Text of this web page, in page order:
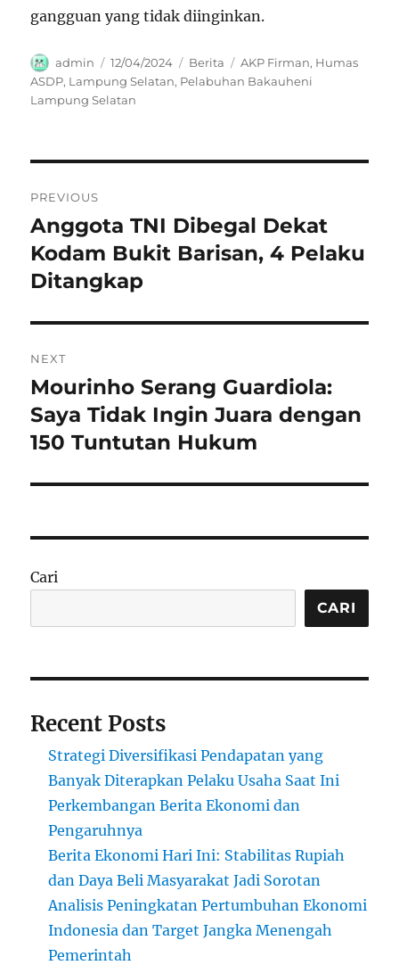
gangguan yang tidak diinginkan.
Author
admin
Posted
on
12/04/2024 Categories
Berita Tags
AKP Firman, Humas
ASDP, Lampung Selatan, Pelabuhan Bakauheni
Lampung Selatan
pos
PREVIOUS
Previous
post:
Anggota TNI Dibegal Dekat
Kodam Bukit Barisan, 4 Pelaku
Ditangkap
NEXT
Next
post:
Mourinho Serang Guardiola:
Saya Tidak Ingin Juara dengan
150 Tuntutan Hukum
Cari
CARI
Recent Posts
Strategi Diversifikasi Pendapatan yang
Banyak Diterapkan Pelaku Usaha Saat Ini
Perkembangan Berita Ekonomi dan
Pengaruhnya
Berita Ekonomi Hari Ini: Stabilitas Rupiah
dan Daya Beli Masyarakat Jadi Sorotan
Analisis Peningkatan Pertumbuhan Ekonomi
Indonesia dan Target Jangka Menengah
Pemerintah